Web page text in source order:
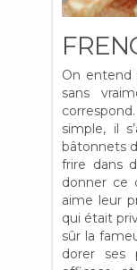
On
sans
simple, il
bâtonnets
frire dans
donner ce
aime leur
qui était
sûr la
dorer ses